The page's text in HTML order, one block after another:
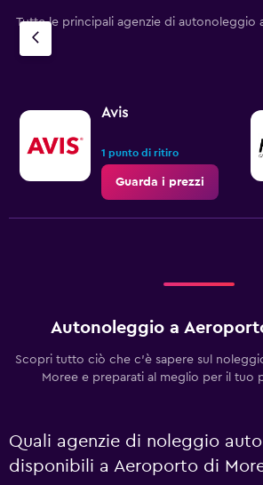
Tutte le principali agenzie di autonoleggio
Avis
1 punto di ritiro
Guarda i prezzi
Autonoleggio a
Scopri tutto ciò che c'è sapere sul
Moree e preparati al meglio per il tuo
Quali agenzie di noleggio
disponibili a Aeroporto di